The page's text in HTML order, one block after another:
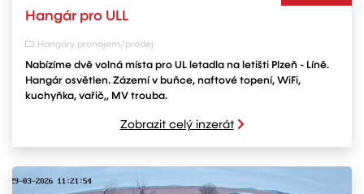
Hangár pro ULL
Hangáry pronájem/prodej
Nabízíme dvě volná místa pro UL letadla na letišti Plzeň - Líně.
Hangár osvětlen. Zázemí v buňce, naftové topení, WiFi,
kuchyňka, vařič,, MV trouba.
Zobrazit celý inzerát